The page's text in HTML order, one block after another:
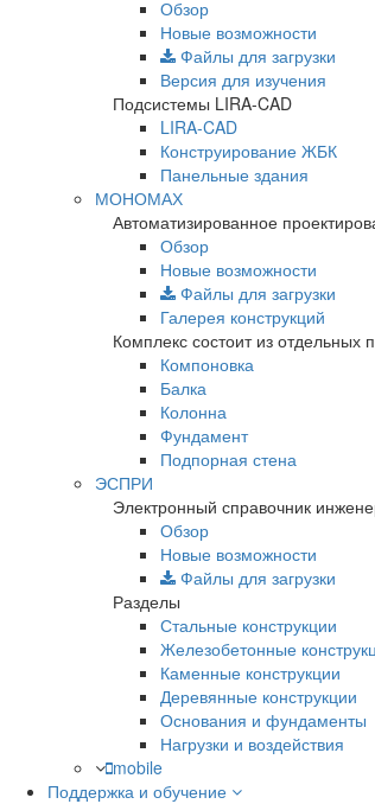
Обзор
Новые возможности
Файлы для загрузки
Версия для изучения
Подсистемы LIRA-CAD
LIRA-CAD
Конструирование ЖБК
Панельные здания
МОНОМАХ
Автоматизированное
Обзор
Новые возможности
Файлы для загрузки
Галерея конструкций
Комплекс состоит из отдельных
Компоновка
Балка
Колонна
Фундамент
Подпорная стена
ЭСПРИ
Электронный справочник
Обзор
Новые возможности
Файлы для загрузки
Разделы
Стальные конструкции
Железобетонные
Каменные конструкции
Деревянные конструкции
Основания и фундаменты
Нагрузки и воздействия
mobile
Поддержка и обучение